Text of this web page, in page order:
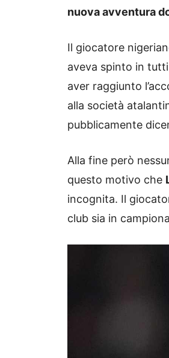
nuova avventura
Il giocatore
aveva spinto in
aver raggiunto
alla società
pubblicamente
Alla fine però
questo motivo che
incognita. Il
club sia in